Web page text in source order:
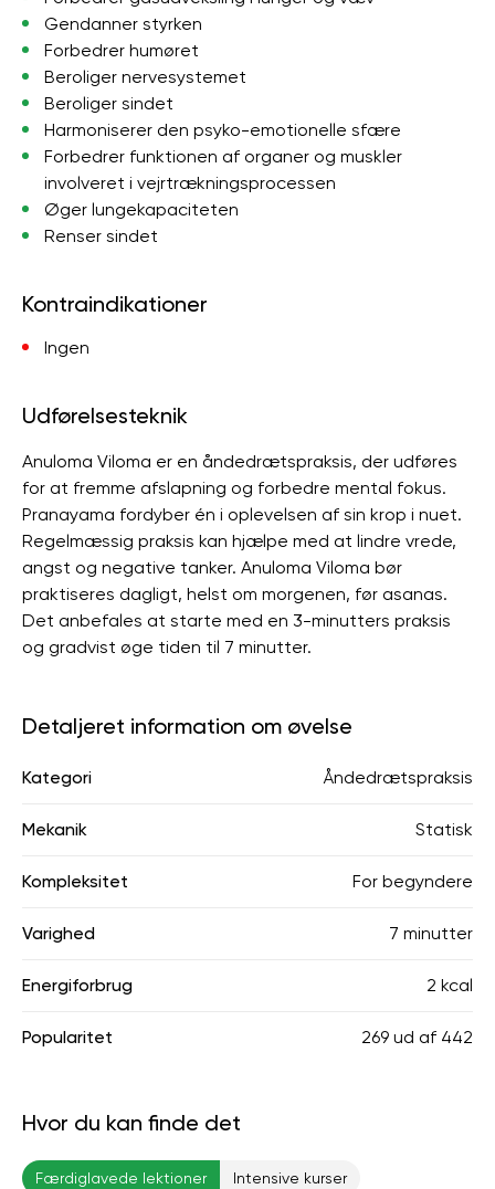
Gendanner styrken
Forbedrer humøret
Beroliger nervesystemet
Beroliger sindet
Harmoniserer den psyko-emotionelle sfære
Forbedrer funktionen af ​​organer og muskler
involveret i vejrtrækningsprocessen
Øger lungekapaciteten
Renser sindet
Kontraindikationer
Ingen
Udførelsesteknik
Anuloma Viloma er en åndedrætspraksis, der udføres
for at fremme afslapning og forbedre mental fokus.
Pranayama fordyber én i oplevelsen af ​​sin krop i nuet.
Regelmæssig praksis kan hjælpe med at lindre vrede,
angst og negative tanker. Anuloma Viloma bør
praktiseres dagligt, helst om morgenen, før asanas.
Det anbefales at starte med en 3-minutters praksis
og gradvist øge tiden til 7 minutter.
Detaljeret information om øvelse
Kategori Åndedrætspraksis
Mekanik Statisk
Kompleksitet For begyndere
Varighed 7 minutter
Energiforbrug 2 kcal
Popularitet 269 ud af 442
Hvor du kan finde det
Færdiglavede lektioner Intensive kurser